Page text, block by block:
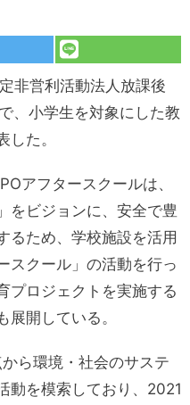
非営利活動法人放課後
、小学生を対象にした教
た。
アフタースクールは、
をビジョンに、安全で豊
るため、学校施設を活用
スクール」の活動を行っ
プロジェクトを実施する
展開している。
ら環境・社会のサステ
動を模索しており、2021